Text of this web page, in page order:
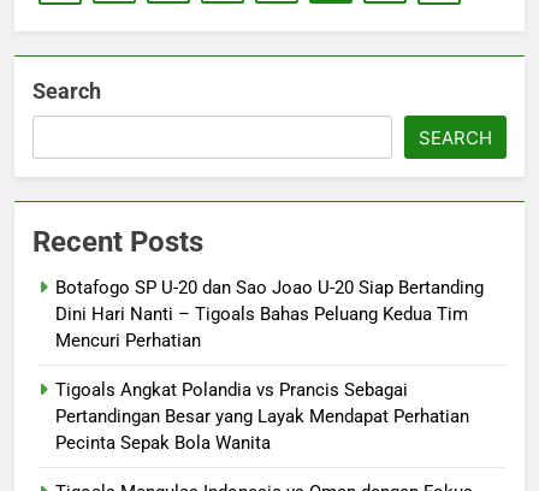
Search
SEARCH
Recent Posts
Botafogo SP U-20 dan Sao Joao U-20 Siap Bertanding
Dini Hari Nanti – Tigoals Bahas Peluang Kedua Tim
Mencuri Perhatian
Tigoals Angkat Polandia vs Prancis Sebagai
Pertandingan Besar yang Layak Mendapat Perhatian
Pecinta Sepak Bola Wanita